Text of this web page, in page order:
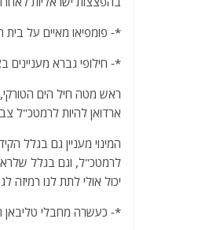
*- פומפיאו מאיים על
*- חילופי גברא מעניינים
ראש מטה חיל הים
ארדואן להיות לרמטכ"ל
המינוי מעניין גם בגלל
לרמטכ"ל, וגם בגלל
יכול אולי לתת לנו רמיזה
*- כעשרה מחבלי טליבאן